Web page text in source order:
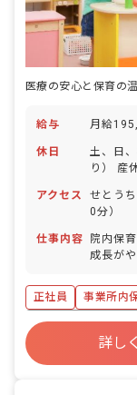
給与 月給
休日
土、日
り） 産
アクセス
せとう
0分）
仕事内容
院内保
成長が
食事・
・集団
の計画
正社員 事業所内
ボーナス・賞与あり
福利厚生充実
昇
詳し